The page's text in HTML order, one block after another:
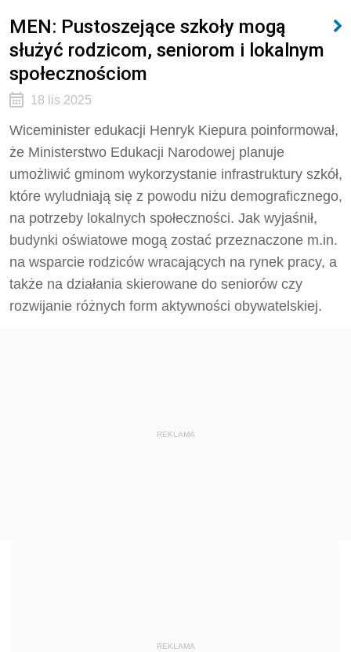
MEN: Pustoszejące szkoły mogą
służyć rodzicom, seniorom i lokalnym
społecznościom
18 lis 2025
Wiceminister edukacji Henryk Kiepura poinformował,
że Ministerstwo Edukacji Narodowej planuje
umożliwić gminom wykorzystanie infrastruktury szkół,
które wyludniają się z powodu niżu demograficznego,
na potrzeby lokalnych społeczności. Jak wyjaśnił,
budynki oświatowe mogą zostać przeznaczone m.in.
na wsparcie rodziców wracających na rynek pracy, a
także na działania skierowane do seniorów czy
rozwijanie różnych form aktywności obywatelskiej.
REKLAMA
REKLAMA